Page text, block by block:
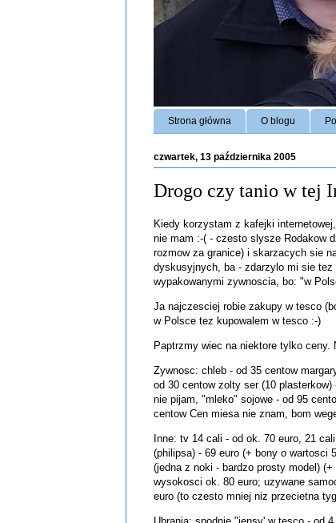
Strona główna O blogu
czwartek, 13 października 2005
Drogo czy tanio w tej
Kiedy korzystam z kafejki
nie mam :-( - czesto slysze Rodakow
rozmow za granice) i skarzacych sie
dyskusyjnych, ba - zdarzylo mi sie
wypakowanymi zywnoscia, bo: "w
Ja najczesciej robie zakupy w tesco
w Polsce tez kupowalem w tesco :-)
Paptrzmy wiec na niektore tylko
Zywnosc: chleb - od 35 centow
od 30 centow zolty ser (10
nie pijam, "mleko" sojowe - od 95
centow Cen miesa nie znam, bom
Inne: tv 14 cali - od ok. 70 euro, 21
(philipsa) - 69 euro (+ bony o wartosci
(jedna z noki - bardzo prosty model)
wysokosci ok. 80 euro; uzywane
euro (to czesto mniej niz przecietna